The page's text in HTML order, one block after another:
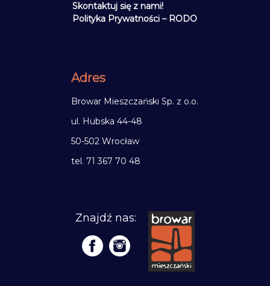
Skontaktuj się z nami!
Polityka Prywatności – RODO
Adres
Browar Mieszczański Sp. z o.o.
ul. Hubska 44-48
50-502 Wrocław
tel. 71 367 70 48
Znajdź nas: